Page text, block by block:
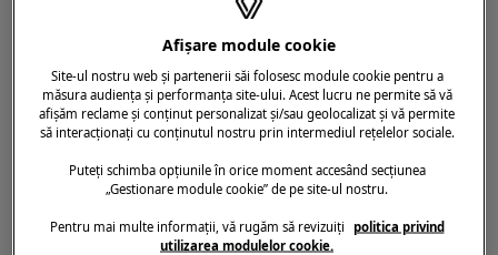
DATĂ
16.05.2023
RAFALE / ETECH / SEGMENT C
Rafale: un nume istoric pentru noul
SUV coupé vârf de gamă al mărcii
Renault
Afișare module cookie
Site-ul nostru web și partenerii săi folosesc module cookie pentru a
măsura audiența și performanța site-ului. Acest lucru ne permite să vă
afișăm reclame și conținut personalizat și/sau geolocalizat și vă permite
să interacționați cu conținutul nostru prin intermediul rețelelor sociale.
Puteți schimba opțiunile în orice moment accesând secțiunea
„Gestionare module cookie” de pe site-ul nostru.
Pentru mai multe informații, vă rugăm să revizuiți politica privind
utilizarea modulelor cookie.